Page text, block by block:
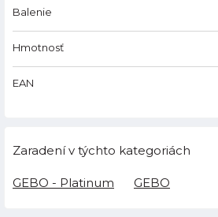
Balenie
Hmotnosť
EAN
Zaradení v týchto kategoriách
GEBO - Platinum GEBO